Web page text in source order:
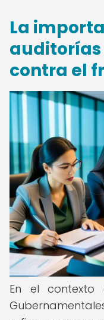
La
auditorías
contra el
En el contexto